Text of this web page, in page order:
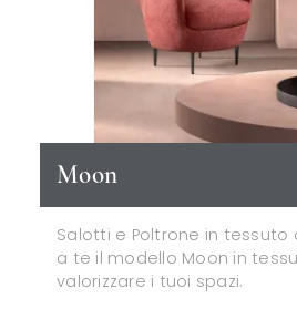
Moon
Salotti e Poltrone in tessuto
a te il modello Moon in
valorizzare i tuoi spazi.